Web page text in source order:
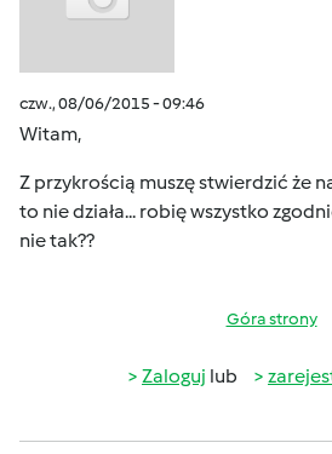
czw., 08/06/2015 - 09:46
Witam,
Z przykrością muszę stwierdzić że
to nie działa... robię wszystko
nie tak??
Góra strony
Zaloguj lub